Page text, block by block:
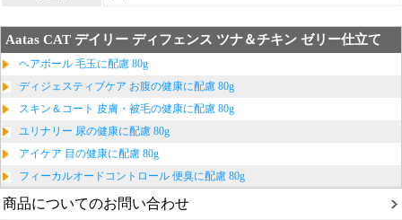
Aatas CAT デイリー ディフェンス ツナ＆チキン ゼリー仕立て
ヘアボール 毛玉に配慮 80g
ディジェスティブケア お腹の健康に配慮 80g
スキン＆コート 皮膚・被毛の健康に配慮 80g
ユリナリー 尿の健康に配慮 80g
アイケア 目の健康に配慮 80g
フィーカルオードコントロール 便臭に配慮 80g
商品についてのお問い合わせ